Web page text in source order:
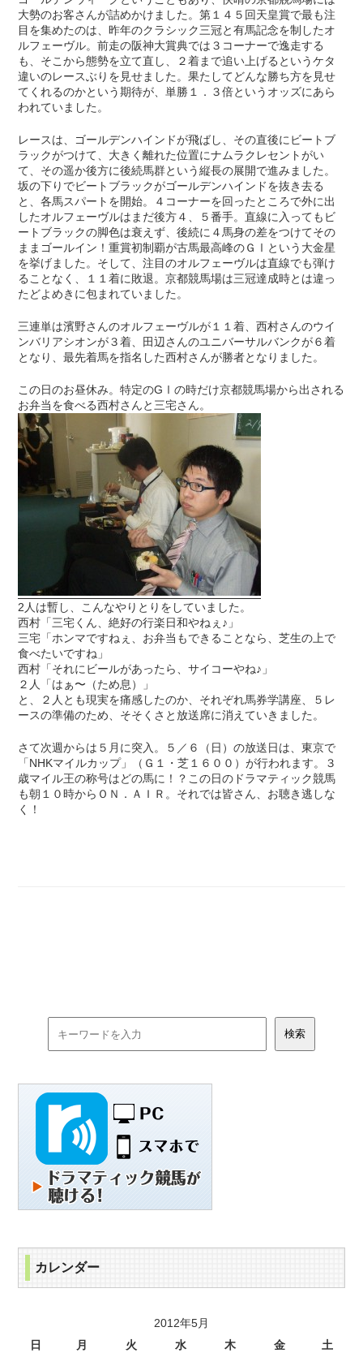
大勢のお客さんが詰めかけました。第１４５回天皇賞で最も注
目を集めたのは、昨年のクラシック三冠と有馬記念を制したオ
ルフェーヴル。前走の阪神大賞典では３コーナーで逸走する
も、そこから態勢を立て直し、２着まで追い上げるというケタ
違いのレースぶりを見せました。果たしてどんな勝ち方を見せ
てくれるのかという期待が、単勝１．３倍というオッズにあら
われていました。
レースは、ゴールデンハインドが飛ばし、その直後にビートブ
ラックがつけて、大きく離れた位置にナムラクレセントがい
て、その遥か後方に後続馬群という縦長の展開で進みました。
坂の下りでビートブラックがゴールデンハインドを抜き去る
と、各馬スパートを開始。４コーナーを回ったところで外に出
したオルフェーヴルはまだ後方４、５番手。直線に入ってもビ
ートブラックの脚色は衰えず、後続に４馬身の差をつけてその
ままゴールイン！重賞初制覇が古馬最高峰のＧⅠという大金星
を挙げました。そして、注目のオルフェーヴルは直線でも弾け
ることなく、１１着に敗退。京都競馬場は三冠達成時とは違っ
たどよめきに包まれていました。
三連単は濱野さんのオルフェーヴルが１１着、西村さんのウイ
ンバリアシオンが３着、田辺さんのユニバーサルバンクが６着
となり、最先着馬を指名した西村さんが勝者となりました。
この日のお昼休み。特定のGⅠの時だけ京都競馬場から出される
お弁当を食べる西村さんと三宅さん。
2人は暫し、こんなやりとりをしていました。
西村「三宅くん、絶好の行楽日和やねぇ♪」
三宅「ホンマですねぇ、お弁当もできることなら、芝生の上で
食べたいですね」
西村「それにビールがあったら、サイコーやね♪」
２人「はぁ〜（ため息）」
と、２人とも現実を痛感したのか、それぞれ馬券学講座、５レ
ースの準備のため、そそくさと放送席に消えていきました。
さて次週からは５月に突入。５／６（日）の放送日は、東京で
「NHKマイルカップ」（Ｇ１・芝１６００）が行われます。３
歳マイル王の称号はどの馬に！？この日のドラマティック競馬
も朝１０時からＯＮ．ＡＩＲ。それでは皆さん、お聴き逃しな
く！
カレンダー
2012年5月
日
月 火 水 木 金 土